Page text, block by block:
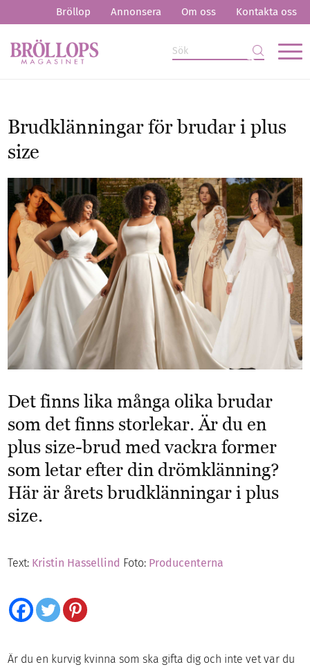
Bröllop Annonsera Om oss Kontakta oss
Brudklänningar för brudar i plus
size
Det finns lika många olika brudar
som det finns storlekar. Är du en
plus size-brud med vackra former
som letar efter din drömklänning?
Här är årets brudklänningar i plus
size.
Text: Kristin Hassellind Foto: Producenterna
Är du en kurvig kvinna som ska gifta dig och inte vet var du